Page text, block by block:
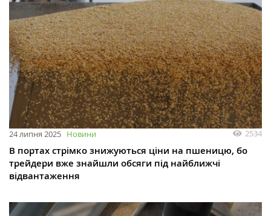
24 липня 2025 Новини 2534
В портах стрімко знижуються ціни на пшеницю, бо
трейдери вже знайшли обсяги під найближчі
відвантаження